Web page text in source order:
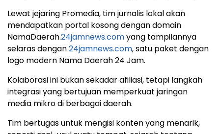
Lewat jejaring Promedia, tim jurnalis lokal akan
mendapatkan portal kosong dengan domain
NamaDaerah.24jamnews.comyang tampilannya
selaras dengan24jamnews.com, satu paket dengan
logo modern Nama Daerah 24 Jam.
Kolaborasi ini bukan sekadar afiliasi, tetapi langkah
integrasi yang bertujuan memperkuat jaringan
media mikro di berbagai daerah.
Tim bertugas untuk mengisi konten yang menarik,